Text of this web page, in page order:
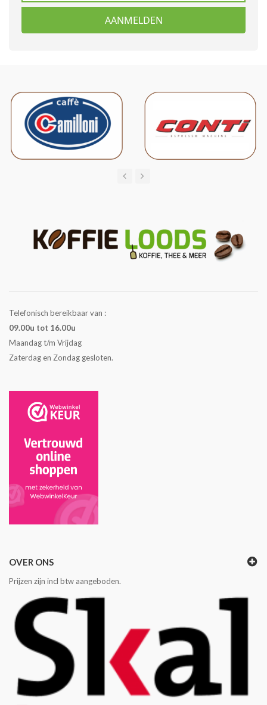
AANMELDEN
Telefonisch bereikbaar van :
09.00u tot 16.00u
Maandag t/m Vrijdag
Zaterdag en Zondag gesloten.
OVER ONS
Prijzen zijn incl btw aangeboden.